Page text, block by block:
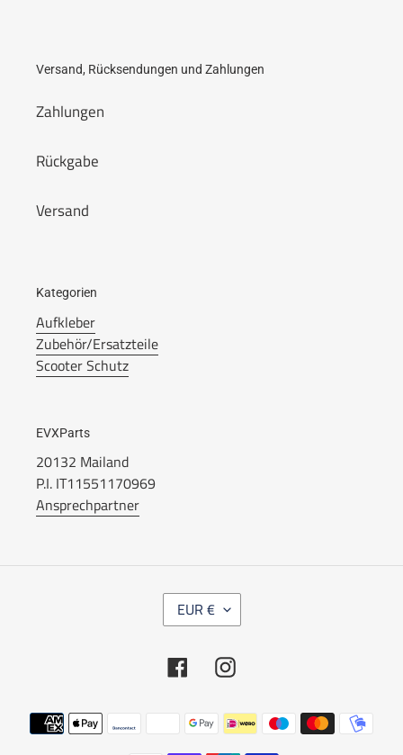
Versand, Rücksendungen und Zahlungen
Zahlungen
Rückgabe
Versand
Kategorien
Aufkleber
Zubehör/Ersatzteile
Scooter Schutz
EVXParts
20132 Mailand
P.I. IT11551170969
Ansprechpartner
EUR €
FacebookInstagram
Zahlungsarten